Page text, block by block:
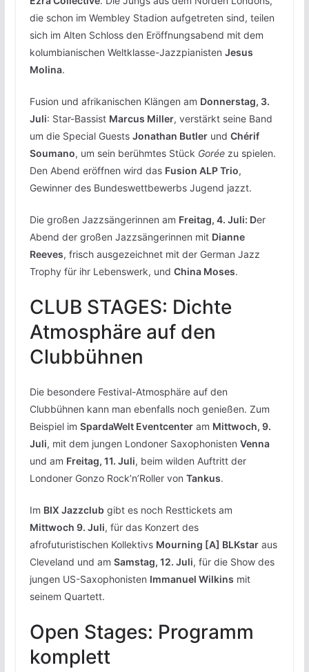
die schon im Wembley Stadion aufgetreten sind, teilen
sich im Alten Schloss den Eröffnungsabend mit dem
kolumbianischen Weltklasse-Jazzpianisten Jesus
Molina.
Fusion und afrikanischen Klängen am Donnerstag, 3.
Juli: Star-Bassist Marcus Miller, verstärkt seine Band
um die Special Guests Jonathan Butlerund Chérif
Soumano, um sein berühmtes Stück Gorée zu spielen.
Den Abend eröffnen wird das Fusion ALP Trio,
Gewinner des Bundeswettbewerbs Jugend jazzt.
Die großen Jazzsängerinnen am Freitag, 4. Juli: Der
Abend der großen Jazzsängerinnen mit Dianne
Reeves, frisch ausgezeichnet mit der German Jazz
Trophy für ihr Lebenswerk, und China Moses.
CLUB STAGES: Dichte
Atmosphäre auf den
Clubbühnen
Die besondere Festival-Atmosphäre auf den
Clubbühnen kann man ebenfalls noch genießen. Zum
Beispiel im SpardaWelt Eventcenteram Mittwoch, 9.
Juli, mit dem jungen Londoner Saxophonisten Venna
und am Freitag, 11. Juli, beim wilden Auftritt der
Londoner Gonzo Rock’n’Roller von Tankus.
Im BIX Jazzclubgibt es noch Resttickets am
Mittwoch 9. Juli, für das Konzert des
afrofuturistischen Kollektivs Mourning [A] BLKstaraus
Cleveland und am Samstag, 12. Juli, für die Show des
jungen US-Saxophonisten Immanuel Wilkins mit
seinem Quartett.
Open Stages: Programm
komplett